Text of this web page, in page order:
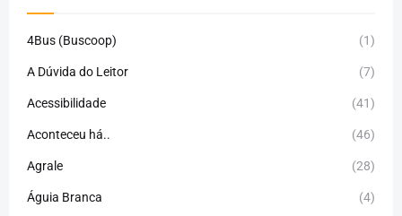
4Bus (Buscoop) (1)
A Dúvida do Leitor (7)
Acessibilidade (41)
Aconteceu há.. (46)
Agrale (28)
Águia Branca (4)